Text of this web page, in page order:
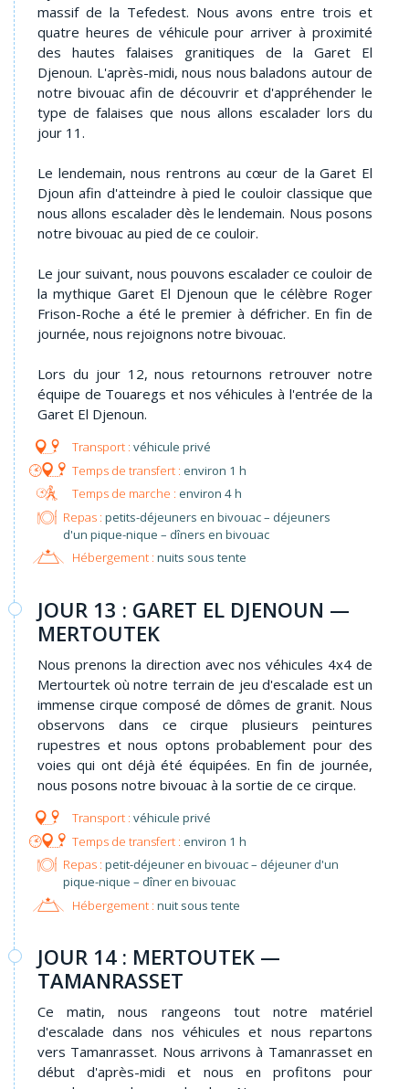
massif de la Tefedest. Nous avons entre trois et
quatre heures de véhicule pour arriver à proximité
des hautes falaises granitiques de la Garet El
Djenoun. L'après-midi, nous nous baladons autour de
notre bivouac afin de découvrir et d'appréhender le
type de falaises que nous allons escalader lors du
jour 11.
Le lendemain, nous rentrons au cœur de la Garet El
Djoun afin d'atteindre à pied le couloir classique que
nous allons escalader dès le lendemain. Nous posons
notre bivouac au pied de ce couloir.
Le jour suivant, nous pouvons escalader ce couloir de
la mythique Garet El Djenoun que le célèbre Roger
Frison-Roche a été le premier à défricher. En fin de
journée, nous rejoignons notre bivouac.
Lors du jour 12, nous retournons retrouver notre
équipe de Touaregs et nos véhicules à l'entrée de la
Garet El Djenoun.
véhicule privé
environ 1 h
environ 4 h
Repas : petits-déjeuners en bivouac – déjeuners
d'un pique-nique – dîners en bivouac
Hébergement : nuits sous tente
JOUR 13 : GARET EL DJENOUN —
MERTOUTEK
Nous prenons la direction avec nos véhicules 4x4 de
Mertourtek où notre terrain de jeu d'escalade est un
immense cirque composé de dômes de granit. Nous
observons dans ce cirque plusieurs peintures
rupestres et nous optons probablement pour des
voies qui ont déjà été équipées. En fin de journée,
nous posons notre bivouac à la sortie de ce cirque.
véhicule privé
environ 1 h
Repas : petit-déjeuner en bivouac – déjeuner d'un
pique-nique – dîner en bivouac
Hébergement : nuit sous tente
JOUR 14 : MERTOUTEK —
TAMANRASSET
Ce matin, nous rangeons tout notre matériel
d'escalade dans nos véhicules et nous repartons
vers Tamanrasset. Nous arrivons à Tamanrasset en
début d'après-midi et nous en profitons pour